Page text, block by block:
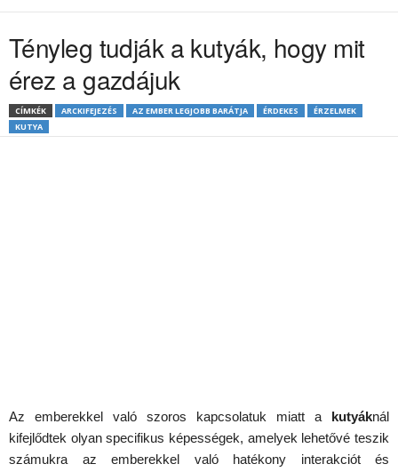
Tényleg tudják a kutyák, hogy mit
érez a gazdájuk
CÍMKÉK ARCKIFEJEZÉS AZ EMBER LEGJOBB BARÁTJA ÉRDEKES
ÉRZELMEK
KUTYA
Az emberekkel való szoros kapcsolatuk miatt a kutyáknál
kifejlődtek olyan specifikus képességek, amelyek lehetővé teszik
számukra az emberekkel való hatékony interakciót és